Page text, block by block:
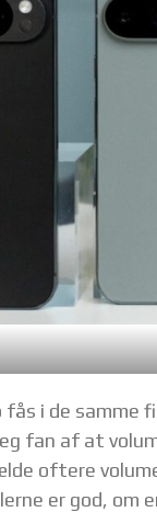
fås i de
fan af at
oftere
er god, om